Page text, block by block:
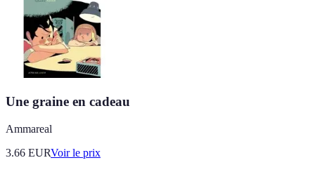
Une graine en cadeau
Ammareal
3.66 EURVoir le prix